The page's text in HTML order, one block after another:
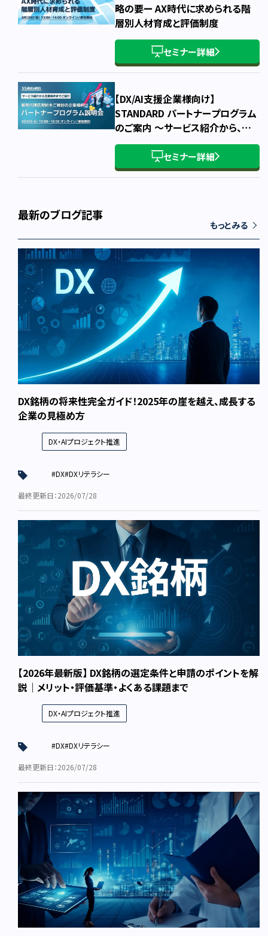
略の要ー AX時代に求められる階
層別人材育成と評価制度
セミナー詳細
【DX/AI支援企業様向け】
STANDARD パートナープログラム
のご案内 ～サービス紹介から、概
要・主要条件・お申込み方法まで～
セミナー詳細
最新のブログ記事
もっとみる
DX銘柄の将来性完全ガイド！2025年の崖を越え、成長する
企業の見極め方
DX・AIプロジェクト推進
#DX#DXリテラシー
最終更新日：2026/07/28
【2026年最新版】 DX銘柄の選定条件と申請のポイントを解
説｜メリット・評価基準・よくある課題まで
DX・AIプロジェクト推進
#DX#DXリテラシー
最終更新日：2026/07/28